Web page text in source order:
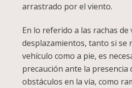
arrastrado por el viento.
En lo referido a las rachas de
desplazamientos, tanto si se
vehículo como a pie, es
precaución ante la presencia
obstáculos en la vía, como